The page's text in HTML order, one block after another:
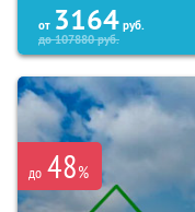
от 3164 руб.
до107880руб.
до 48%